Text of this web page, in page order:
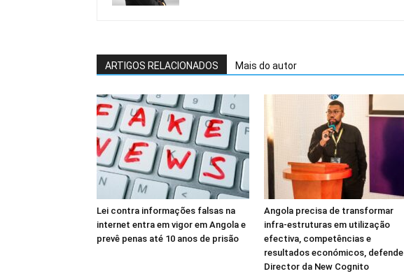
ARTIGOS RELACIONADOS Mais do autor
Lei contra informações falsas na
internet entra em vigor em Angola e
prevê penas até 10 anos de prisão
Angola precisa de transformar
infra-estruturas em utilização
efectiva, competências e
resultados económicos, defende
Director da New Cognito